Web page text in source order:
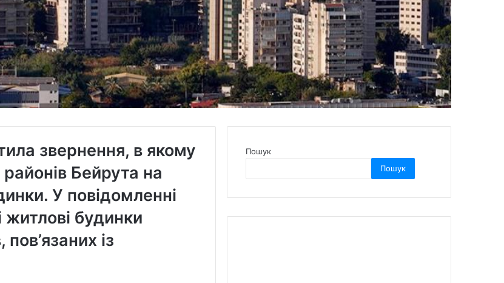
звернення, в якому
Бейрута на
У повідомленні
житлові будинки
із
Пошук
Пошук